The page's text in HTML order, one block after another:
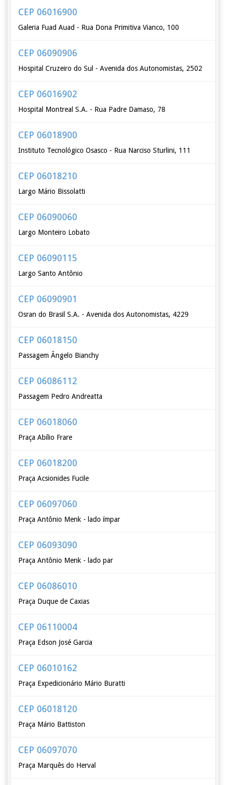
CEP 06016900
Galeria Fuad Auad - Rua Dona Primitiva Vianco, 100
CEP 06090906
Hospital Cruzeiro do Sul - Avenida dos Autonomistas, 2502
CEP 06016902
Hospital Montreal S.A. - Rua Padre Damaso, 78
CEP 06018900
Instituto Tecnológico Osasco - Rua Narciso Sturlini, 111
CEP 06018210
Largo Mário Bissolatti
CEP 06090060
Largo Monteiro Lobato
CEP 06090115
Largo Santo Antônio
CEP 06090901
Osran do Brasil S.A. - Avenida dos Autonomistas, 4229
CEP 06018150
Passagem Ângelo Bianchy
CEP 06086112
Passagem Pedro Andreatta
CEP 06018060
Praça Abílio Frare
CEP 06018200
Praça Acsionides Fucile
CEP 06097060
Praça Antônio Menk - lado ímpar
CEP 06093090
Praça Antônio Menk - lado par
CEP 06086010
Praça Duque de Caxias
CEP 06110004
Praça Edson José Garcia
CEP 06010162
Praça Expedicionário Mário Buratti
CEP 06018120
Praça Mário Battiston
CEP 06097070
Praça Marquês do Herval